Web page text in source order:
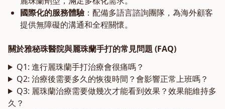
國際化的服務體驗：配備多語言諮詢團隊，為海外顧客
提供無障礙的溝通和全程關懷。
關於雅秘珠醫院與麗珠蘭手打的常見問題 (FAQ)
Q1: 進行麗珠蘭手打治療會很痛嗎？
Q2: 治療後需要多久的恢復時間？會影響正常上班嗎？
Q3: 麗珠蘭治療需要做幾次才能看到效果？效果能維持多
久？